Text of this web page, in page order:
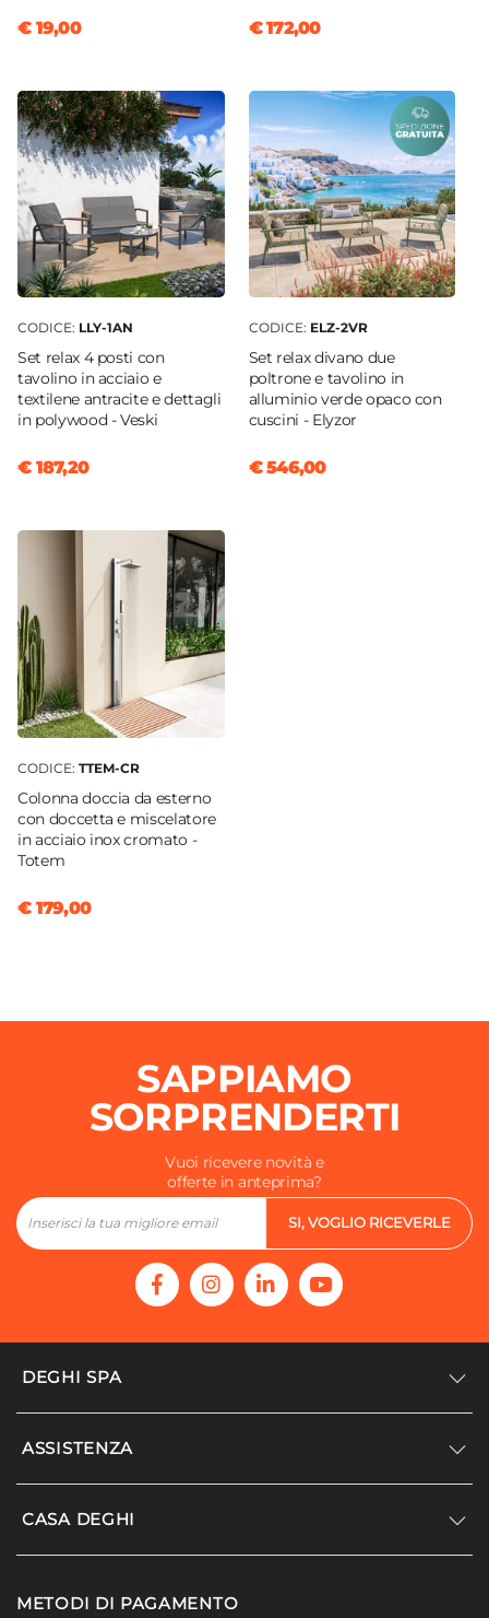
€ 19,00 € 172,00
CODICE: LLY-1AN
Set relax 4 posti con
tavolino in acciaio e
textilene antracite e dettagli
in polywood - Veski
€ 187,20
CODICE: ELZ-2VR
Set relax divano due
poltrone e tavolino in
alluminio verde opaco con
cuscini - Elyzor
€ 546,00
CODICE: TTEM-CR
Colonna doccia da esterno
con doccetta e miscelatore
in acciaio inox cromato -
Totem
€ 179,00
SAPPIAMO
SORPRENDERTI
Vuoi ricevere novità e
offerte in anteprima?
SI, VOGLIO RICEVERLE
DEGHI SPA
Accedi/Registrati
Modello organizzativo e codice etico
ASSISTENZA
Supporto
Agevolazioni fiscali
CASA DEGHI
I nostri luoghi
METODI DI PAGAMENTO